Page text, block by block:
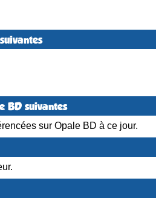
BD suivantes
sur Opale BD à ce jour.